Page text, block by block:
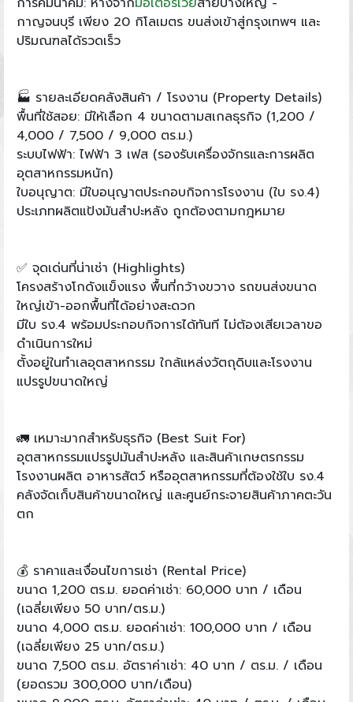
กาญจนบุรี เพียง 20 กิโลเมตร ขนส่งเข้าสู่กรุงเทพฯ และ
ปริมณฑลได้รวดเร็ว
🏭 รายละเอียดคลังสินค้า / โรงงาน (Property Details)
พื้นที่ใช้สอย: มีให้เลือก 4 ขนาดตามสเกลธุรกิจ (1,200 /
4,000 / 7,500 / 9,000 ตร.ม.)
ระบบไฟฟ้า: ไฟฟ้า 3 เฟส (รองรับเครื่องจักรและการผลิต
อุตสาหกรรมหนัก)
ใบอนุญาต: มีใบอนุญาตประกอบกิจการโรงงาน (ใบ รง.4)
ประเภทผลิตแป้งมันสำปะหลัง ถูกต้องตามกฎหมาย
✅ จุดเด่นที่น่าเช่า (Highlights)
โครงสร้างโกดังแข็งแรง พื้นที่กว้างขวาง รถขนส่งขนาด
ใหญ่เข้า-ออกพื้นที่ได้อย่างสะดวก
มีใบ รง.4 พร้อมประกอบกิจการได้ทันที ไม่ต้องเสียเวลาขอ
ดำเนินการใหม่
ตั้งอยู่ในทำเลอุตสาหกรรม ใกล้แหล่งวัตถุดิบและโรงงาน
แปรรูปขนาดใหญ่
🚛 เหมาะมากสำหรับธุรกิจ (Best Suit For)
อุตสาหกรรมแปรรูปมันสำปะหลัง และสินค้าเกษตรกรรม
โรงงานผลิต อาหารสัตว์ หรืออุตสาหกรรมที่ต้องใช้ใบ รง.4
คลังจัดเก็บสินค้าขนาดใหญ่ และศูนย์กระจายสินค้าภาคตะวัน
ตก
💰 ราคาและเงื่อนไขการเช่า (Rental Price)
ขนาด 1,200 ตร.ม. ยอดค่าเช่า: 60,000 บาท / เดือน
(เฉลี่ยเพียง 50 บาท/ตร.ม.)
ขนาด 4,000 ตร.ม. ยอดค่าเช่า: 100,000 บาท / เดือน
(เฉลี่ยเพียง 25 บาท/ตร.ม.)
ขนาด 7,500 ตร.ม. อัตราค่าเช่า: 40 บาท / ตร.ม. / เดือน
(ยอดรวม 300,000 บาท/เดือน)